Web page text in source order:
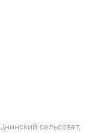
сельсовет,